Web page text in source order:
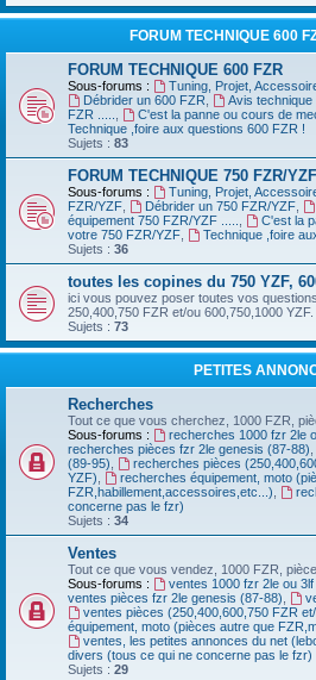
FORUM TECHNIQUE 600
FORUM TECHNIQUE 600 FZR
Sous-forums : Tuning, Projet,
Débrider un 600 FZR
Avis technique
FZR .....
C'est la panne ou cours de
Technique ,foire aux questions 600 FZR !
Sujets : 83
FORUM TECHNIQUE 750 FZR/YZF
Sous-forums :
Tuning, Projet,
FZR/YZF
Débrider un 750 FZR/YZF,
équipement 750 FZR/YZF .....
C'est la
votre 750 FZR/YZF
Technique ,foire
Sujets : 36
toutes les copines du 750 YZF,
ici vous pouvez poser toutes vos
250,400,750 FZR et/ou 600,750,1000 YZF.
Sujets : 73
PETITES
Recherches
Tout ce que vous cherchez, 1000 FZR,
Sous-forums :
recherches 1000 fzr 2le
recherches pièces fzr 2le genesis (87-88)
(89-95)
recherches pièces
YZF)
recherches équipement, moto
FZR,habillement,accessoires,etc...)
concerne pas le fzr)
Sujets : 34
Ventes
Tout ce que vous vendez, 1000 FZR,
Sous-forums :
ventes 1000 fzr 2le ou
ventes pièces fzr 2le genesis (87-88)
ventes pièces (250,400,600,750 FZR
équipement, moto (pièces autre que
ventes, les petites annonces du net
divers (tous ce qui ne concerne pas le fzr)
Sujets : 29